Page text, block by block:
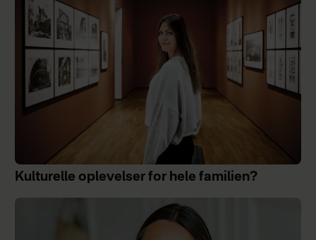
Kulturelle oplevelser for hele familien?